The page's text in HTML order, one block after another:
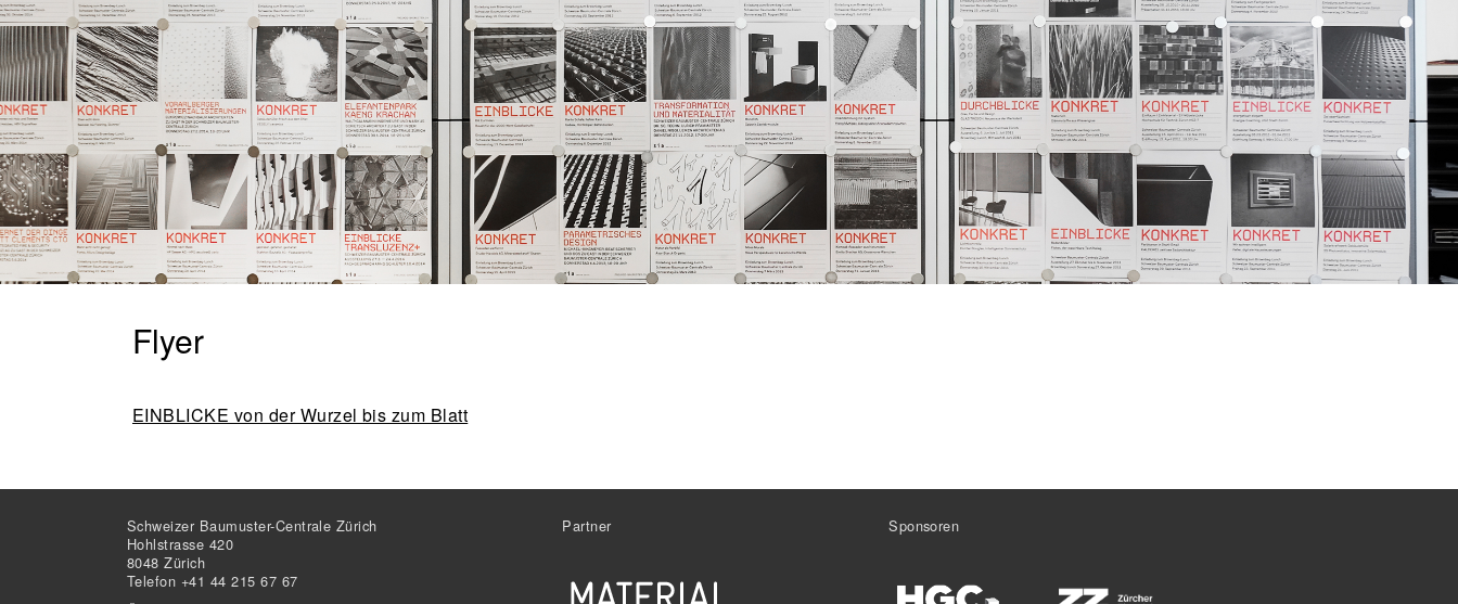
Flyer
EINBLICKE von der Wurzel bis zum Blatt
Schweizer Baumuster-Centrale Zürich
Hohlstrasse 420
8048 Zürich
Telefon +41 44 215 67 67
Partner Sponsoren